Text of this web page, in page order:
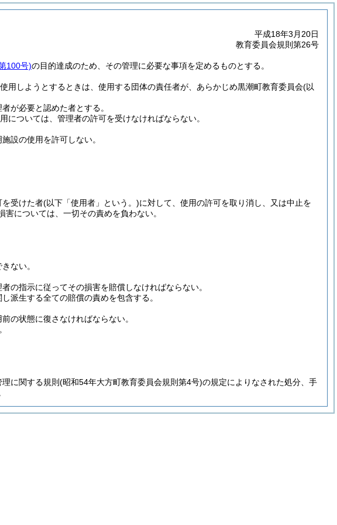
平成18年3月20日
教育委員会規則第26号
100号)の目的達成のため、その管理に必要な事項を定めるものとする。
用しようとするときは、使用する団体の責任者が、あらかじめ黒潮町教育委員会(以
が必要と認めた者とする。
ついては、管理者の許可を受けなければならない。
設の使用を許可しない。
を受けた者(以下「使用者」という。)に対して、使用の許可を取り消し、又は中止を
については、一切その責めを負わない。
ない。
の指示に従ってその損害を賠償しなければならない。
派生する全ての賠償の責めを包含する。
の状態に復さなければならない。
に関する規則 (昭和54年大方町教育委員会規則第4号)の規定によりなされた処分、手